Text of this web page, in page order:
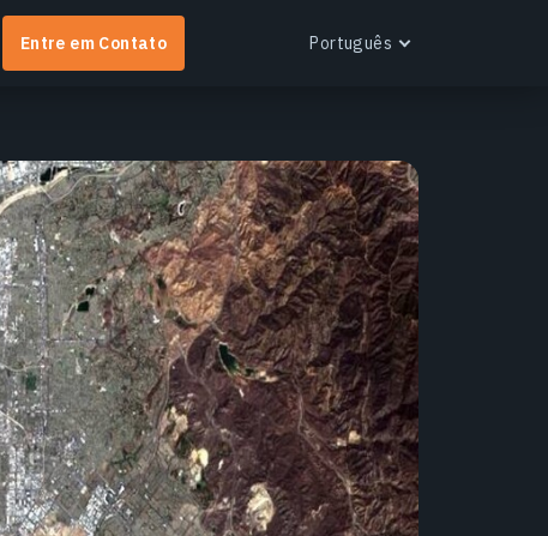
EOS RayVision
Obtenha relatórios analíticos personalizados com
visualização avançada para qualquer setor.
Saiba mais
Entre em Contato Português
Português
Français
Українська
Русский